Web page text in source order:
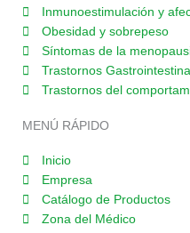
Inmunoestimulación y
Obesidad y sobrepeso
Síntomas de la
Trastornos
Trastornos del
MENÚ RÁPIDO
Inicio
Empresa
Catálogo de Productos
Zona del Médico